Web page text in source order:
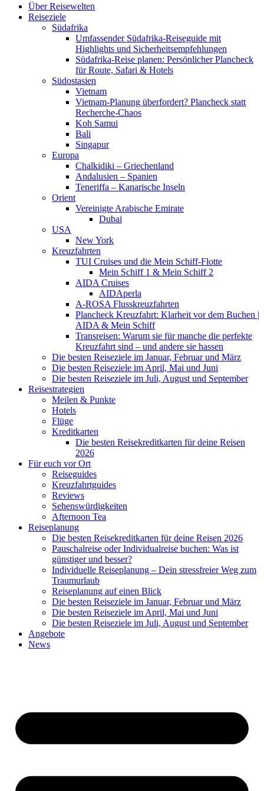
Über Reisewelten
Reiseziele
Südafrika
Umfassender Südafrika-Reiseguide mit
Highlights und Sicherheitsempfehlungen
Südafrika-Reise planen: Persönlicher Plancheck
für Route, Safari & Hotels
Südostasien
Vietnam
Vietnam-Planung überfordert? Plancheck statt
Recherche-Chaos
Koh Samui
Bali
Singapur
Europa
Chalkidiki – Griechenland
Andalusien – Spanien
Teneriffa – Kanarische Inseln
Orient
Vereinigte Arabische Emirate
Dubai
USA
New York
Kreuzfahrten
TUI Cruises und die Mein Schiff-Flotte
Mein Schiff 1 & Mein Schiff 2
AIDA Cruises
AIDAperla
A-ROSA Flusskreuzfahrten
Plancheck Kreuzfahrt: Klarheit vor dem Buchen |
AIDA & Mein Schiff
Transreisen: Warum sie für manche die perfekte
Kreuzfahrt sind – und andere sie hassen
Die besten Reiseziele im Januar, Februar und März
Die besten Reiseziele im April, Mai und Juni
Die besten Reiseziele im Juli, August und September
Reisestrategien
Meilen & Punkte
Hotels
Flüge
Kreditkarten
Die besten Reisekreditkarten für deine Reisen
2026
Für euch vor Ort
Reiseguides
Kreuzfahrtguides
Reviews
Sehenswürdigkeiten
Afternoon Tea
Reiseplanung
Die besten Reisekreditkarten für deine Reisen 2026
Pauschalreise oder Individualreise buchen: Was ist
günstiger und besser?
Individuelle Reiseplanung – Dein stressfreier Weg zum
Traumurlaub
Reiseplanung auf einen Blick
Die besten Reiseziele im Januar, Februar und März
Die besten Reiseziele im April, Mai und Juni
Die besten Reiseziele im Juli, August und September
Angebote
News